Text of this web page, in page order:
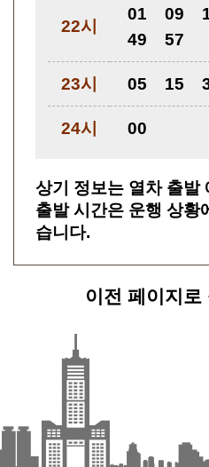
22시
01 09
49
57
23시 05 15
24시 00
상기 정보는 열차 출발
출발 시간은 운행 상황
습니다.
이전 페이지로